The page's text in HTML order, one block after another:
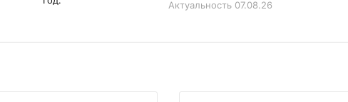
Актуальность 07.08.26